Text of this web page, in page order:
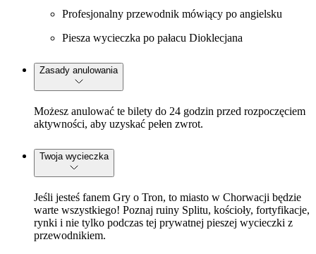
Profesjonalny przewodnik mówiący po angielsku
Piesza wycieczka po pałacu Dioklecjana
Zasady anulowania
Możesz anulować te bilety do 24 godzin przed rozpoczęciem
aktywności, aby uzyskać pełen zwrot.
Twoja wycieczka
Jeśli jesteś fanem Gry o Tron, to miasto w Chorwacji będzie
warte wszystkiego! Poznaj ruiny Splitu, kościoły, fortyfikacje,
rynki i nie tylko podczas tej prywatnej pieszej wycieczki z
przewodnikiem.